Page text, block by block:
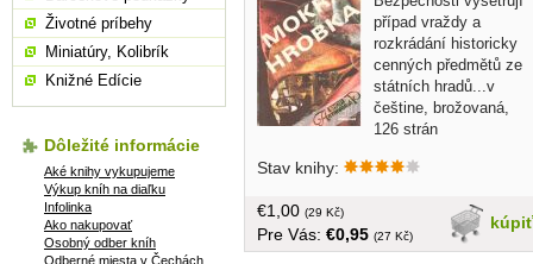
případ vraždy a
rozkrádání historicky
cenných předmětů ze
státních hradů...v
češtine, brožovaná,
126 strán
Stav knihy:
kúpiť
€1,00 (29 Kč)
Pre Vás: €0,95 (27 Kč)
Životné príbehy
Miniatúry, Kolibrík
Knižné Edície
Dôležité informácie
Aké knihy vykupujeme
Výkup kníh na diaľku
Infolinka
Ako nakupovať
Osobný odber kníh
Odberné miesta v Čechách